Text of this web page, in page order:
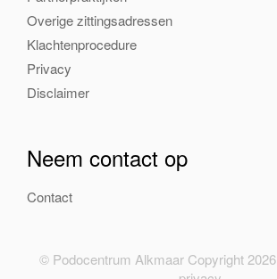
Overige zittingsadressen
Klachtenprocedure
Privacy
Disclaimer
Neem contact op
Contact
© Podocentrum Alkmaar Copyright